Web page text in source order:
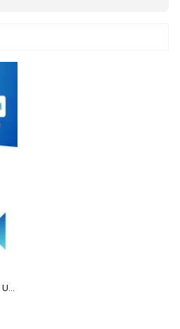
Philips XC7057/01 Aquaplus Uyumlu Batarya (STANDART KAPASİTE) 25.2V 3000mah Pil Şarjlı Dikey Süpürge Bataryası Tamir, Revizyon ve Pil Yenileme